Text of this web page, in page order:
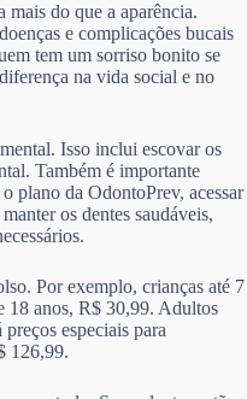
do que a aparência.
e complicações bucais
tem um sorriso bonito se
na vida social e no
Isso inclui escovar os
Também é importante
plano da OdontoPrev, acessar
os dentes saudáveis,
Por exemplo, crianças até 7
18 anos, R$ 30,99. Adultos
especiais para
126,99.